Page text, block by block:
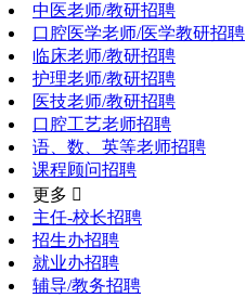
中医老师/教研招聘
口腔医学老师/医学教研招聘
临床老师/教研招聘
护理老师/教研招聘
医技老师/教研招聘
口腔工艺老师招聘
语、数、英等老师招聘
课程顾问招聘
更多 
主任-校长招聘
招生办招聘
就业办招聘
辅导/教务招聘